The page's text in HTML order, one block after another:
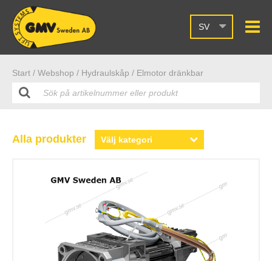
SV
Start / Webshop / Hydraulskåp / Elmotor dränkbar
Alla produkter